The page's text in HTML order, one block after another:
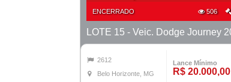
ENCERRADO 506
2612
Belo Horizonte, MG
Lance Mínimo
R$ 20.000,00